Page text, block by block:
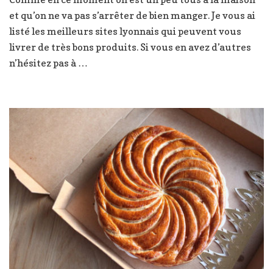
livrer
produits
et qu’on ne va pas s’arrêter de bien manger. Je vous ai
listé les meilleurs sites lyonnais qui peuvent vous
livrer de très bons produits. Si vous en avez d’autres
n’hésitez pas à …